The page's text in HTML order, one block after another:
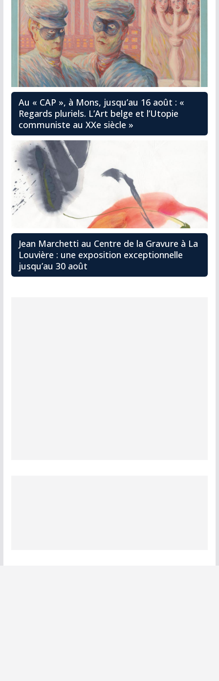
Au « CAP », à Mons, jusqu’au 16 août : «
Regards pluriels. L’Art belge et l’Utopie
communiste au XXe siècle »
Jean Marchetti au Centre de la Gravure à La
Louvière : une exposition exceptionnelle
jusqu’au 30 août